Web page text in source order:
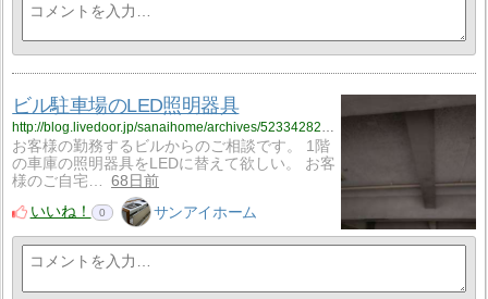
ビル駐車場のLED照明器具
http://blog.livedoor.jp/sanaihome/archives/52334282.html
お客様の勤務するビルからのご相談です。 1階
の車庫の照明器具をLEDに替えて欲しい。 お客
様のご自宅…
68日前
いいね！
0 サンアイホーム